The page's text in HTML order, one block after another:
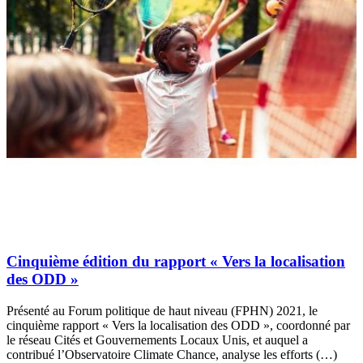
Cinquième édition du rapport « Vers la localisation
des ODD »
Présenté au Forum politique de haut niveau (FPHN) 2021, le
cinquième rapport « Vers la localisation des ODD », coordonné par
le réseau Cités et Gouvernements Locaux Unis, et auquel a
contribué l’Observatoire Climate Chance, analyse les efforts (…)